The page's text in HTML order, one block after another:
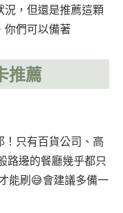
況，但還是推薦這顆
你們可以備著
推薦
只有百貨公司、高
路邊的餐廳幾乎都只
能刷😅會建議多備一